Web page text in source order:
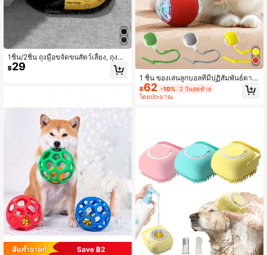
1ชิ้น/2ชิ้น ถุงมือขจัดขนสัตว์เลี้ยง, ถุงมือ
ขจัดขนสัตว์เลี้ยงแบบไฟฟ้าสถิต, ถุงมือ
ขจัดขนแมวและสุนัขที่ใช้ซ้ำได้, เหมาะ
฿29
Save ฿2
1 ชิ้น ของเล่นลูกบอลที่มีปฏิสัมพันธ์ตาม
แรงโน้มถ่วงสำหรับสัตว์เลี้ยง, ของเล่นแ
มวไฟฟ้าอัตโนมัติ, บอลอัจฉริยะสำหรับ
฿62 -10% 2 วันสุดท้าย
โดยประมาณ